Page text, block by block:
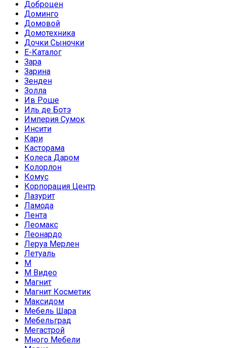
Доброцен
Доминго
Домовой
Домотехника
Дочки Сыночки
Е-Каталог
Зара
Зарина
Зенден
Золла
Ив Роше
Иль де Ботэ
Империя Сумок
Инсити
Кари
Касторама
Колеса Даром
Колорлон
Комус
Корпорация Центр
Лазурит
Ламода
Лента
Леомакс
Леонардо
Леруа Мерлен
Летуаль
М
М Видео
Магнит
Магнит Косметик
Максидом
Мебель Шара
Мебельград
Мегастрой
Много Мебели